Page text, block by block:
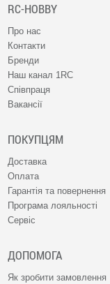
RC-HOBBY
Про нас
Контакти
Бренди
Наш канал 1RC
Співпраця
Вакансії
ПОКУПЦЯМ
Доставка
Оплата
Гарантія та повернення
Програма лояльності
Сервіс
ДОПОМОГА
Як зробити замовлення